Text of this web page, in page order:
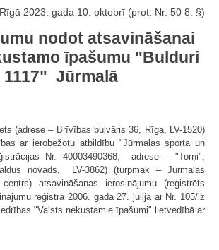
Rīgā 2023. gada 10. oktobrī (prot. Nr. 50 8. §)
nodot atsavināšanai
īpašumu "Bulduri
1117" Jūrmalā
(adrese – Brīvības bulvāris 36, Rīga, LV-1520)
ar ierobežotu atbildību "Jūrmalas sporta un
Nr. 40003490368, adrese – "Torņi",
novads, LV-3862) (turpmāk – Jūrmalas
atsavināšanas ierosinājumu (reģistrēts
reģistrā 2006. gada 27. jūlijā ar Nr. 105/iz
"Valsts nekustamie īpašumi" lietvedībā ar